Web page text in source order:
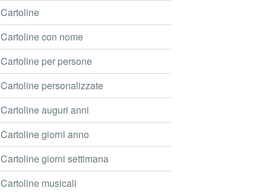
Cartoline
Cartoline con nome
Cartoline per persone
Cartoline personalizzate
Cartoline auguri anni
Cartoline giorni anno
Cartoline giorni settimana
Cartoline musicali